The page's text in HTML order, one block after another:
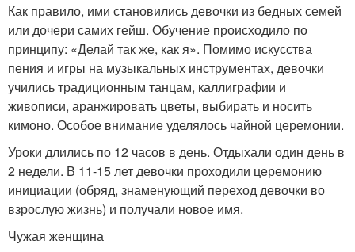
Как правило, ими становились девочки из бедных семей
или дочери самих гейш. Обучение происходило по
принципу: «Делай так же, как я». Помимо искусства
пения и игры на музыкальных инструментах, девочки
учились традиционным танцам, каллиграфии и
живописи, аранжировать цветы, выбирать и носить
кимоно. Особое внимание уделялось чайной церемонии.
Уроки длились по 12 часов в день. Отдыхали один день в
2 недели. В 11-15 лет девочки проходили церемонию
инициации (обряд, знаменующий переход девочки во
взрослую жизнь) и получали новое имя.
Чужая женщина